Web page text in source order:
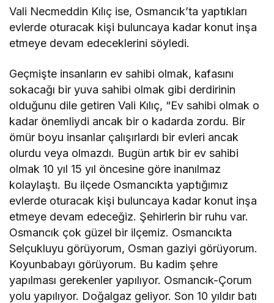
Vali Necmeddin Kılıç ise, Osmancık’ta yaptıkları
evlerde oturacak kişi buluncaya kadar konut inşa
etmeye devam edeceklerini söyledi.
Geçmişte insanların ev sahibi olmak, kafasını
sokacağı bir yuva sahibi olmak gibi derdirinin
olduğunu dile getiren Vali Kılıç, “Ev sahibi olmak o
kadar önemliydi ancak bir o kadarda zordu. Bir
ömür boyu insanlar çalışırlardı bir evleri ancak
olurdu veya olmazdı. Bugün artık bir ev sahibi
olmak 10 yıl 15 yıl öncesine göre inanılmaz
kolaylaştı. Bu ilçede Osmancıkta yaptığımız
evlerde oturacak kişi buluncaya kadar konut inşa
etmeye devam edeceğiz. Şehirlerin bir ruhu var.
Osmancık çok güzel bir ilçemiz. Osmancıkta
Selçukluyu görüyorum, Osman gaziyi görüyorum.
Koyunbabayı görüyorum. Bu kadim şehre
yapılması gerekenler yapılıyor. Osmancık-Çorum
yolu yapılıyor. Doğalgaz geliyor. Son 10 yıldır batı